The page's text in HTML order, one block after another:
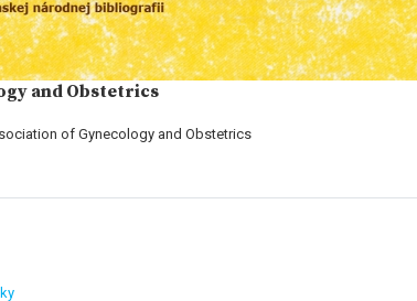
and Obstetrics
of Gynecology and Obstetrics